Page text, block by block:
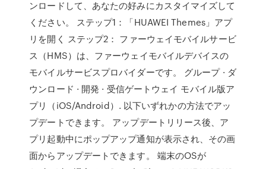
ンロードして、あなたの好みにカスタイマイズして
ください。 ステップ1：「HUAWEI Themes」アプ
リを開く ステップ2： ファーウェイモバイルサービ
ス（HMS）は、ファーウェイモバイルデバイスの
モバイルサービスプロバイダーです。 グループ · ダ
ウンロード · 開発 · 受信ゲートウェイ モバイル版ア
プリ（iOS/Android）. 以下いずれかの方法でアッ
プデートできます。 アップデートリリース後、ア
プリ起動中にポップアップ通知が表示され、その画
面からアップデートできます。 端末のOSが